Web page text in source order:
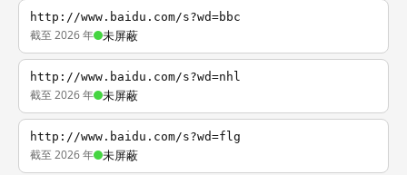
http://www.baidu.com/s?wd=bbc
截至 2026 年 未屏蔽
http://www.baidu.com/s?wd=nhl
截至 2026 年 未屏蔽
http://www.baidu.com/s?wd=flg
截至 2026 年 未屏蔽